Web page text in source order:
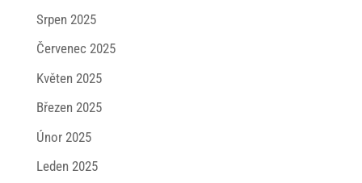
Srpen 2025
Červenec 2025
Květen 2025
Březen 2025
Únor 2025
Leden 2025